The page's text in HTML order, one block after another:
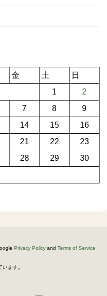
金 土
日
1
2
7 8
9
14 15
16
21 22
23
28 29
30
Privacy Policy and Terms of Service
います。